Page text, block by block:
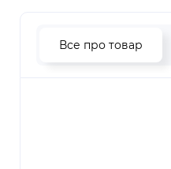
Все про товар